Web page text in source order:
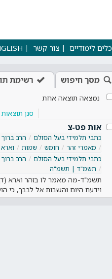
כלים לימודיים צור קשר
מסך חיפוש רשימת
נמצאה תוצאה אחת
סנן תוצאות
אות פט-צ
כתבי תלמידי בעל הסולם הרב
מאמרי זהר
חומש שמות וארא
כתבי תלמידי בעל הסולם
הרב
תשמ"ד | תשמ"ה
תשמ"ד-מה מאמר לו בזהר וארא
וידעת היום והשבות אל לבבך, כי